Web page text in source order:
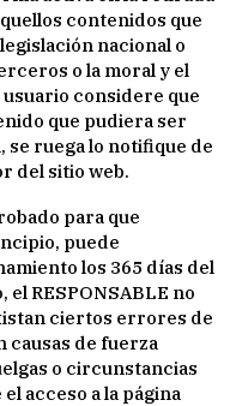
contenidos que
nacional o
o la moral y el
considere que
que pudiera ser
se ruega lo notifique de
del sitio web.
para que
puede
los 365 días del
el RESPONSABLE no
ciertos errores de
causas de fuerza
o circunstancias
acceso a la página